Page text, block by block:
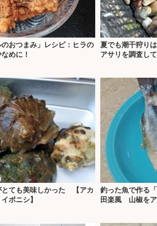
おつまみ」レシピ：ヒラの
めに！
夏でも潮干狩り
アサリを調査し
とても美味しかった 【アカ
ボニシ】
釣った魚で作る
田楽風 山椒を